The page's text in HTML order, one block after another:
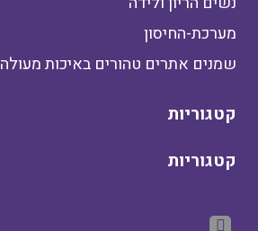
מערכת-החיסון
שמנים אתרים טהורים באיכות מעולה
קטגוריות
קטגוריות